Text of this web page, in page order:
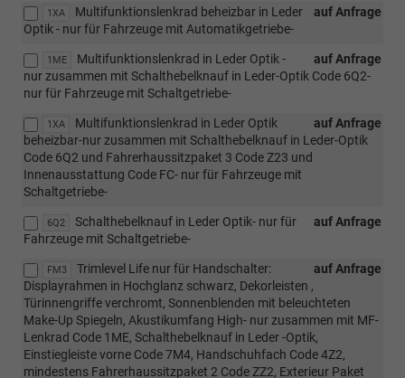
1XA auf Anfrage
Multifunktionslenkrad beheizbar in Leder
Optik - nur für Fahrzeuge mit Automatikgetriebe-
1ME auf Anfrage
Multifunktionslenkrad in Leder Optik -
nur zusammen mit Schalthebelknauf in Leder-Optik Code 6Q2-
nur für Fahrzeuge mit Schaltgetriebe-
1XA auf Anfrage
Multifunktionslenkrad in Leder Optik
beheizbar-nur zusammen mit Schalthebelknauf in Leder-Optik
Code 6Q2 und Fahrerhaussitzpaket 3 Code Z23 und
Innenausstattung Code FC- nur für Fahrzeuge mit
Schaltgetriebe-
6Q2 auf Anfrage
Schalthebelknauf in Leder Optik- nur für
Fahrzeuge mit Schaltgetriebe-
FM3 auf Anfrage
Trimlevel Life nur für Handschalter:
Displayrahmen in Hochglanz schwarz, Dekorleisten ,
Türinnengriffe verchromt, Sonnenblenden mit beleuchteten
Make-Up Spiegeln, Akustikumfang High- nur zusammen mit MF-
Lenkrad Code 1ME, Schalthebelknauf in Leder -Optik,
Einstiegleiste vorne Code 7M4, Handschuhfach Code 4Z2,
mindestens Fahrerhaussitzpaket 2 Code ZZ2, Exterieur Paket